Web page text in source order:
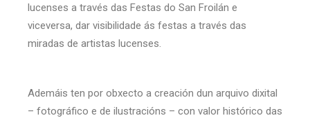
lucenses a través das Festas do San Froilán e
viceversa, dar visibilidade ás festas a través das
miradas de artistas lucenses.
Ademáis ten por obxecto a creación dun arquivo dixital
– fotográfico e de ilustracións – con valor histórico das